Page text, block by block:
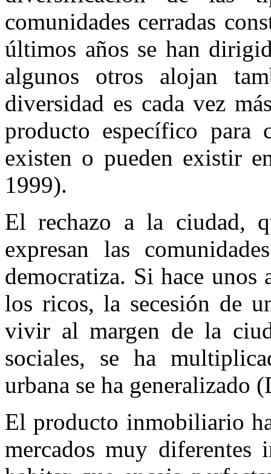
comunidades cerradas
últimos años se han
algunos otros alojan
diversidad es cada vez
producto específico para
existen o pueden existir
1999).
El rechazo a la ciudad,
expresan las
democratiza. Si hace unos
los ricos, la secesión de
vivir al margen de la
sociales, se ha
urbana se ha generalizado
El producto inmobiliario
mercados muy diferentes